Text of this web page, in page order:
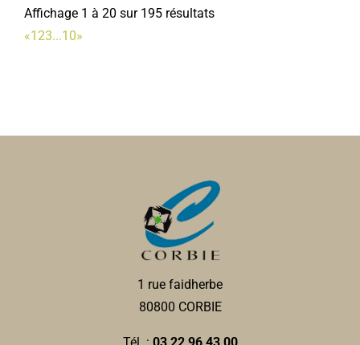
Affichage 1 à 20 sur 195 résultats
«123...10»
1 rue faidherbe
80800 CORBIE